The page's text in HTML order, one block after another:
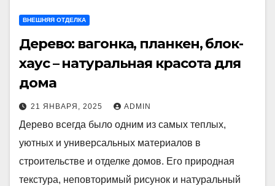
ВНЕШНЯЯ ОТДЕЛКА
Дерево: вагонка, планкен, блок-
хаус – натуральная красота для
дома
21 ЯНВАРЯ, 2025 ADMIN
Дерево всегда было одним из самых теплых,
уютных и универсальных материалов в
строительстве и отделке домов. Его природная
текстура, неповторимый рисунок и натуральный